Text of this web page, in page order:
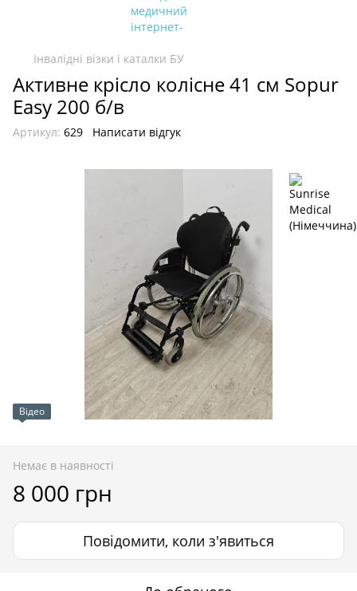
Інвалідні візки і каталки БУ
Активне крісло колісне 41 см Sopur
Easy 200 б/в
Артикул: 629 Написати відгук
Відео
Немає в наявності
8 000 грн
Повідомити, коли з'явиться